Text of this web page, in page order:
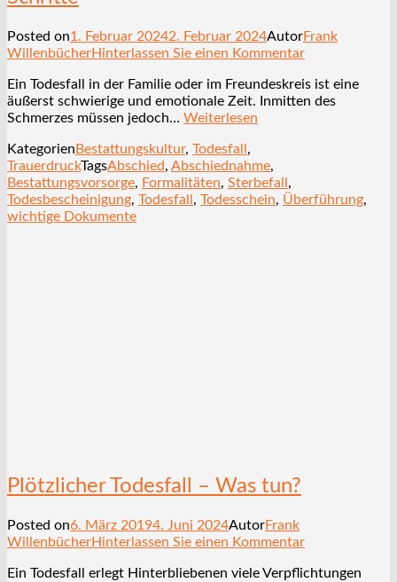
Posted on1. Februar 20242. Februar 2024AutorFrank
WillenbücherHinterlassen Sie einen Kommentar
Ein Todesfall in der Familie oder im Freundeskreis ist eine
äußerst schwierige und emotionale Zeit. Inmitten des
Schmerzes müssen jedoch… Weiterlesen
KategorienBestattungskultur, Todesfall,
TrauerdruckTagsAbschied, Abschiednahme,
Bestattungsvorsorge, Formalitäten, Sterbefall,
Todesbescheinigung, Todesfall, Todesschein, Überführung,
wichtige Dokumente
Plötzlicher Todesfall – Was tun?
Posted on6. März 20194. Juni 2024AutorFrank
WillenbücherHinterlassen Sie einen Kommentar
Ein Todesfall erlegt Hinterbliebenen viele Verpflichtungen